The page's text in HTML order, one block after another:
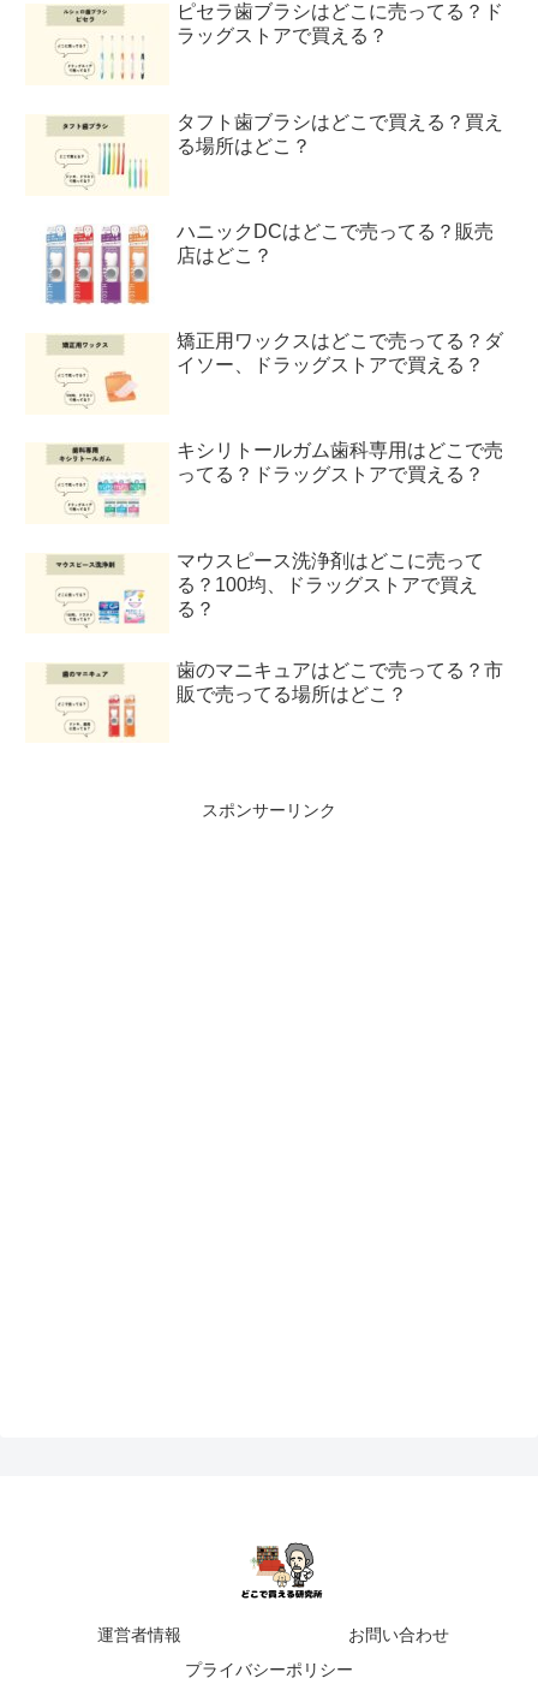
ピセラ歯ブラシはどこに売ってる？ド
ラッグストアで買える？
タフト歯ブラシはどこで買える？買え
る場所はどこ？
ハニックDCはどこで売ってる？販売
店はどこ？
矯正用ワックスはどこで売ってる？ダ
イソー、ドラッグストアで買える？
キシリトールガム歯科専用はどこで売
ってる？ドラッグストアで買える？
マウスピース洗浄剤はどこに売って
る？100均、ドラッグストアで買え
る？
歯のマニキュアはどこで売ってる？市
販で売ってる場所はどこ？
スポンサーリンク
運営者情報
お問い合わせ
プライバシーポリシー